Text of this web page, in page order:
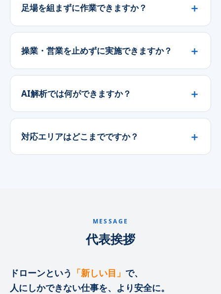
足場を組まずに作業できますか？
操業・営業を止めずに実施できますか？
AI解析では何ができますか？
対応エリアはどこまでですか？
MESSAGE
代表挨拶
ドローンという 「新しい目」 で、
人にしかできない仕事を、より安全に。